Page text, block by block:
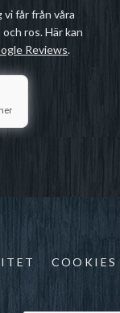
får från våra
ros. Här kan
Reviews.
COOKIES